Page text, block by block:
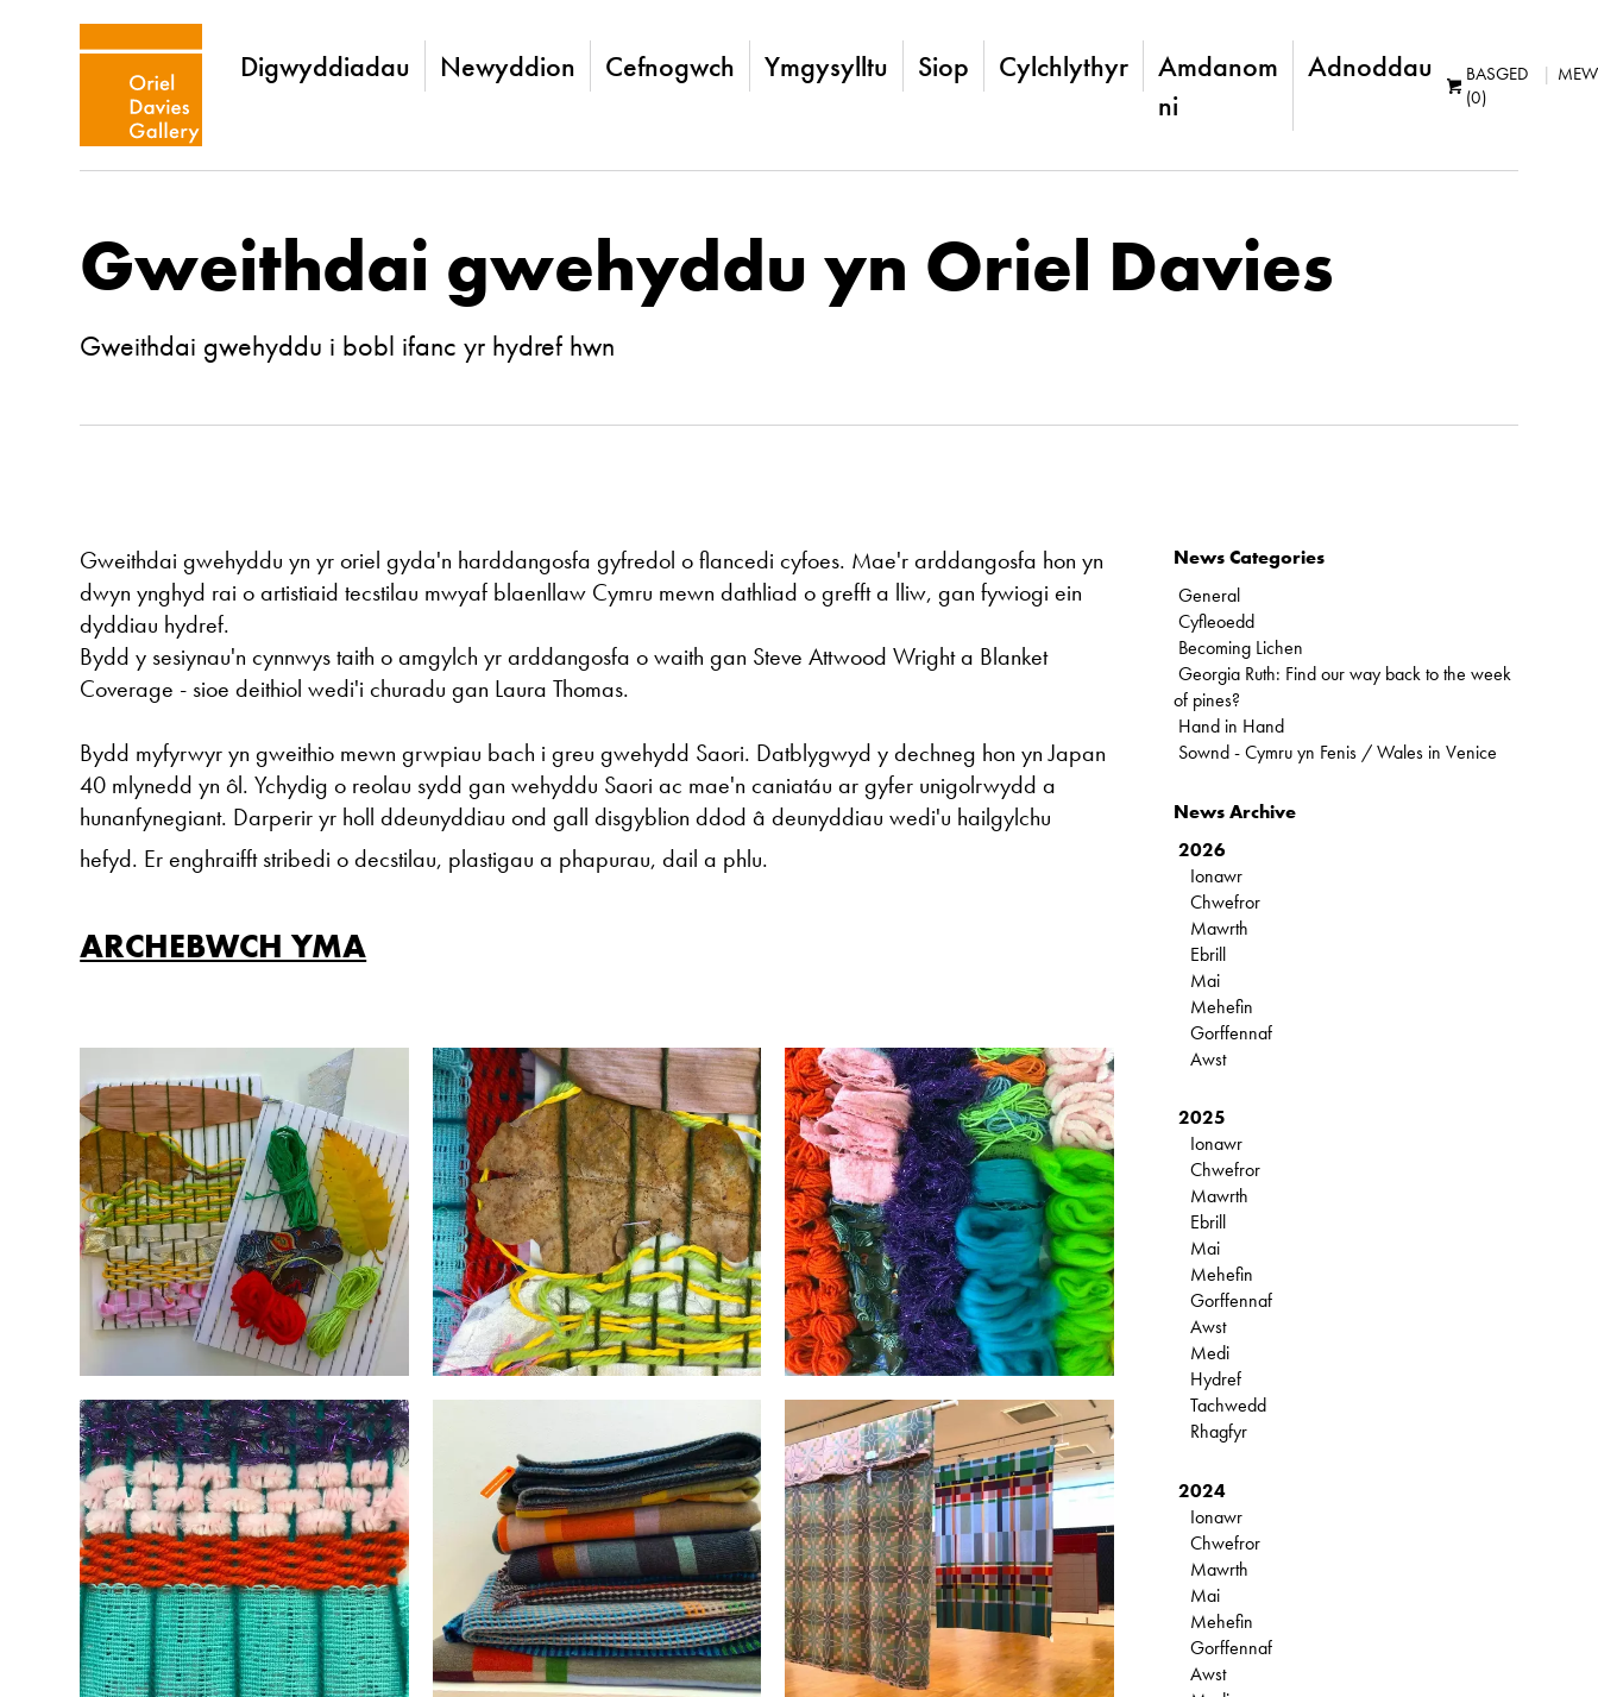
Digwyddiadau Newyddion Cefnogwch Ymgysylltu Siop Cylchlythyr
Amdanom
ni
Adnoddau
BASGED
(0)
Gweithdai gwehyddu yn Oriel Davies
Gweithdai gwehyddu i bobl ifanc yr hydref hwn
Gweithdai gwehyddu yn yr oriel gyda'n harddangosfa gyfredol o flancedi cyfoes. Mae'r arddangosfa hon yn
dwyn ynghyd rai o artistiaid tecstilau mwyaf blaenllaw Cymru mewn dathliad o grefft a lliw, gan fywiogi ein
dyddiau hydref.
Bydd y sesiynau'n cynnwys taith o amgylch yr arddangosfa o waith gan Steve Attwood Wright a Blanket
Coverage - sioe deithiol wedi'i churadu gan Laura Thomas.
Bydd myfyrwyr yn gweithio mewn grwpiau bach i greu gwehydd Saori. Datblygwyd y dechneg hon yn Japan
40 mlynedd yn ôl. Ychydig o reolau sydd gan wehyddu Saori ac mae'n caniatáu ar gyfer unigolrwydd a
hunanfynegiant. Darperir yr holl ddeunyddiau ond gall disgyblion ddod â deunyddiau wedi'u hailgylchu
hefyd. Er enghraifft stribedi o decstilau, plastigau a phapurau, dail a phlu.
ARCHEBWCH YMA
News Categories
General
Cyfleoedd
Becoming Lichen
Georgia Ruth: Find our way back to the week
of pines?
Hand in Hand
Sownd - Cymru yn Fenis / Wales in Venice
News Archive
2026
Ionawr
Chwefror
Mawrth
Ebrill
Mai
Mehefin
Gorffennaf
Awst
2025
Ionawr
Chwefror
Mawrth
Ebrill
Mai
Mehefin
Gorffennaf
Awst
Medi
Hydref
Tachwedd
Rhagfyr
2024
Ionawr
Chwefror
Mawrth
Mai
Mehefin
Gorffennaf
Awst